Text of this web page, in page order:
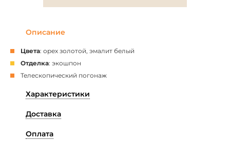
Описание
Цвета: орех золотой, эмалит белый
Отделка: экошпон
Телескопический погонаж
Характеристики
Доставка
Оплата